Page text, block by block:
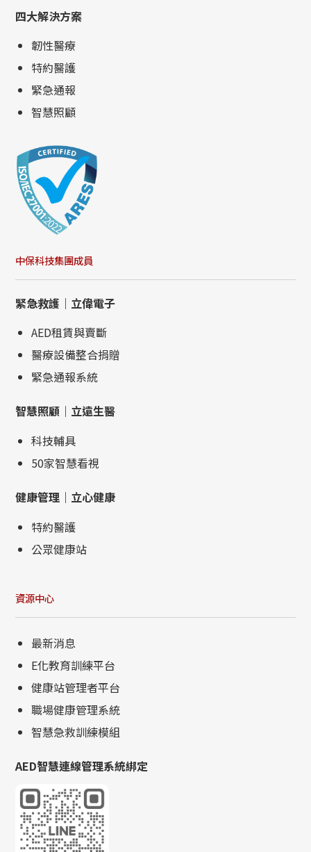
四大解決方案
韌性醫療
特約醫護
緊急通報
智慧照顧
中保科技集團成員
緊急救護｜立偉電子
AED租賃與賣斷
醫療設備整合捐贈
緊急通報系統
智慧照顧｜立遠生醫
科技輔具
50家智慧看視
健康管理｜立心健康
特約醫護
公眾健康站
資源中心
最新消息
E化教育訓練平台
健康站管理者平台
職場健康管理系統
智慧急救訓練模組
AED智慧連線管理系統綁定